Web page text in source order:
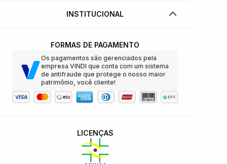
INSTITUCIONAL
FORMAS DE PAGAMENTO
Os pagamentos são gerenciados pela
empresa VINDI que conta com um sistema
de antifraude que protege o nosso maior
patrimônio, você cliente!
LICENÇAS